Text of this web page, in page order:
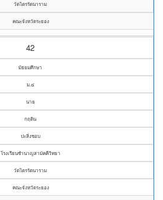
วัดไตรรัตนาราม
คณะจังหวัดระยอง
42
มัธยมศึกษา
ม.๔
นาย
กฤติน
ปะสิ่งชอบ
โรงเรียนชำนาญสามัคคีวิทยา
วัดไตรรัตนาราม
คณะจังหวัดระยอง